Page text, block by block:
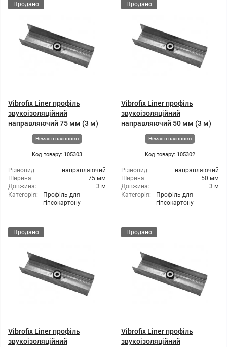
Продано
Vibrofix Liner профіль
звукоізоляційний
направляючий 75 мм (3 м)
Немає в наявності
Код товару: 105303
Різновид:
направляючий
Ширина:
75 мм
Довжина:
3 м
Категорія:
Профіль для
гіпсокартону
Продано
Vibrofix Liner профіль
звукоізоляційний
направляючий 50 мм (3 м)
Немає в наявності
Код товару: 105302
Різновид:
направляючий
Ширина:
50 мм
Довжина:
3 м
Категорія:
Профіль для
гіпсокартону
Продано
Vibrofix Liner профіль
звукоізоляційний
Продано
Vibrofix Liner профіль
звукоізоляційний